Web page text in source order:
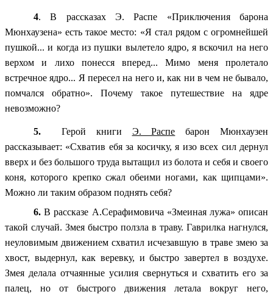
4. В рассказах Э. Распе «Приключения барона
Мюнхаузена» есть такое место: «Я стал рядом с огромнейшей
пушкой... и когда из пушки вылетело ядро, я вскочил на него
верхом и лихо понесся вперед... Мимо меня пролетало
встречное ядро... Я пересел на него и, как ни в чем не бывало,
помчался обратно». Почему такое путешествие на ядре
невозможно?
5. Герой книги Э. Распе барон Мюнхаузен
рассказывает: «Схватив ебя за косичку, я изо всех сил дернул
вверх и без большого труда вытащил из болота и себя и своего
коня, которого крепко сжал обеими ногами, как щипцами».
Можно ли таким образом поднять себя?
6. В рассказе А.Серафимовича «Змеиная лужа» описан
такой случай. Змея быстро ползла в траву. Гаврилка нагнулся,
неуловимым движением схватил исчезавшую в траве змею за
хвост, выдернул, как веревку, и быстро завертел в воздухе.
Змея делала отчаянные усилия свернуться и схватить его за
палец, но от быстрого движения летала вокруг него,